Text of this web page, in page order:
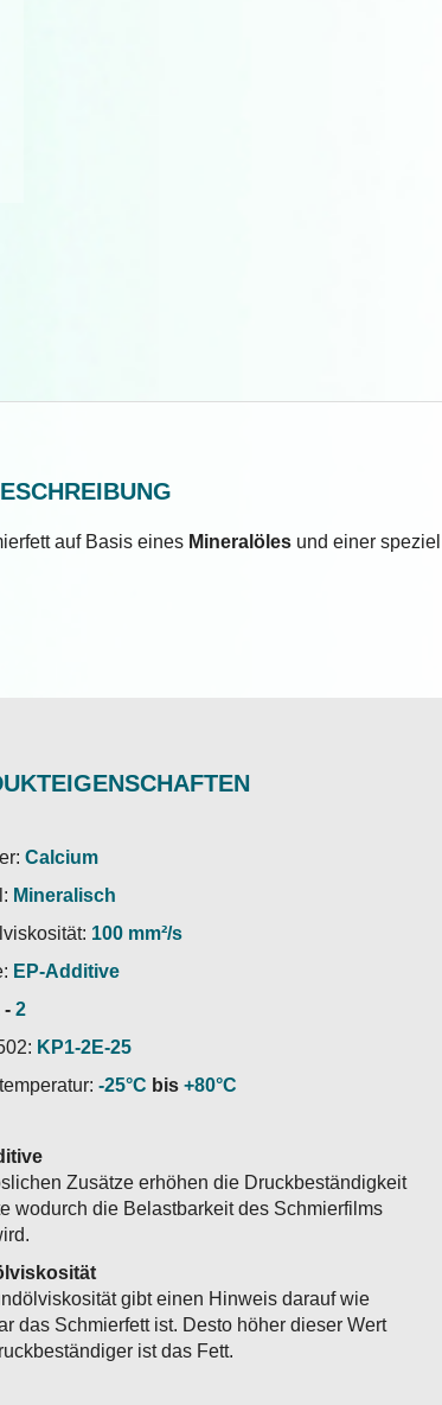
auf Basis eines Mineralöles und einer
Calcium
Mineralisch
100 mm²/s
EP-Additive
- 2
KP1-2E-25
-25°C bis +80°C
Zusätze erhöhen die Druckbeständigkeit
wodurch die Belastbarkeit des Schmierfilms
gibt einen Hinweis darauf wie
das Schmierfett ist. Desto höher dieser Wert
ist das Fett.